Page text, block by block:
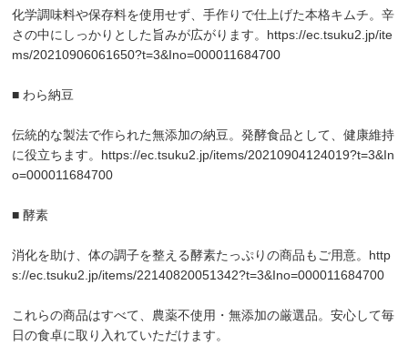
化学調味料や保存料を使用せず、手作りで仕上げた本格キムチ。辛
さの中にしっかりとした旨みが広がります。 https://ec.tsuku2.jp/ite
ms/20210906061650?t=3&Ino=000011684700
■ わら納豆
伝統的な製法で作られた無添加の納豆。発酵食品として、健康維持
に役立ちます。 https://ec.tsuku2.jp/items/20210904124019?t=3&In
o=000011684700
■ 酵素
消化を助け、体の調子を整える酵素たっぷりの商品もご用意。 http
s://ec.tsuku2.jp/items/22140820051342?t=3&Ino=000011684700
これらの商品はすべて、農薬不使用・無添加の厳選品。安心して毎
日の食卓に取り入れていただけます。